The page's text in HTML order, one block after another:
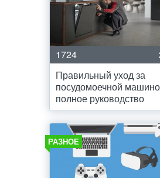
1724
Правильный уход за
посудомоечной
полное руководство
РАЗНОЕ